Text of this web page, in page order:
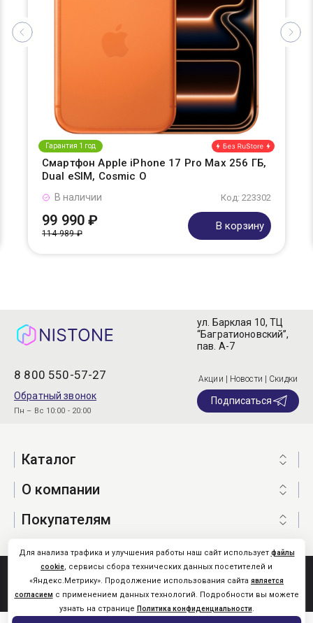
Гарантия 1 год
Смартфон Apple iPhone 17 Pro Max 256 ГБ,
Dual eSIM, Cosmic O
Код: 223302
В наличии
99 990 ₽
114 989 ₽
В корзину
8 800 550-57-27
Обратный звонок
Пн – Вс 10:00 - 20:00
ул. Барклая 10, ТЦ
“Багратионовский”,
пав. А-7
Акции | Новости | Скидки
Подписаться
Каталог
О компании
Покупателям
Nistone.Ru © 2026
Карта сайта
Для анализа трафика и улучшения работы наш сайт использует файлы
cookie, сервисы сбора технических данных посетителей и
«Яндекс.Метрику». Продолжение использования сайта является
согласием с применением данных технологий. Подробности вы можете
узнать на странице Политика конфиденциальности.